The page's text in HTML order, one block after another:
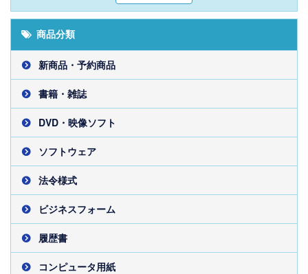
商品分類
新商品・予約商品
書籍・雑誌
DVD・映像ソフト
ソフトウェア
法令様式
ビジネスフォーム
履歴書
コンピュータ用紙